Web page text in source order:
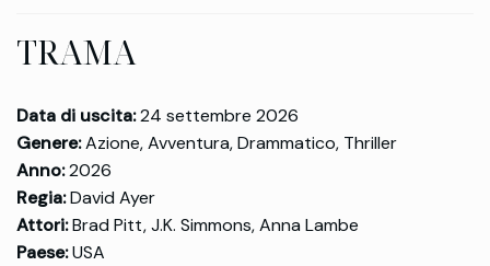
TRAMA
Data di uscita:24 settembre 2026
Genere:Azione, Avventura, Drammatico, Thriller
Anno:2026
Regia:David Ayer
Attori:Brad Pitt, J.K. Simmons, Anna Lambe
Paese:USA